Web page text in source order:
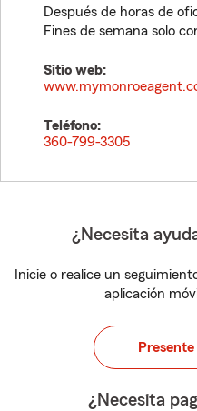
Después de horas de
Fines de semana solo
Sitio web:
Teléfono:
360-799-3305
¿Necesita
Inicie o realice un
aplicación
¿Necesita